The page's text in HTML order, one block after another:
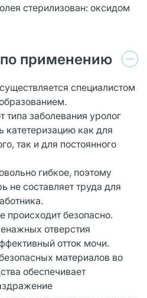
стерилизован: оксидом
применению
специалистом
типа заболевания уролог
катетеризацию как для
так и для постоянного
гибкое, поэтому
не составляет труда для
происходит безопасно.
отверстия
отток мочи.
материалов во
обеспечивает